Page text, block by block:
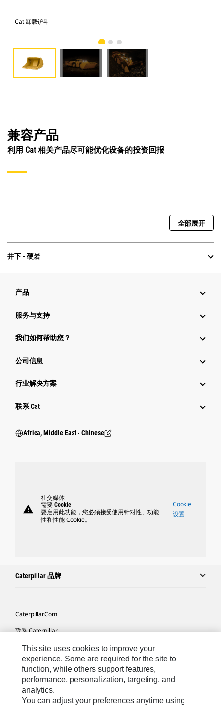
Cat 卸载铲斗
兼容产品
利用 Cat 相关产品尽可能优化设备的投资回报
全部展开
井下 - 硬岩
产品
服务与支持
我们如何帮助您？
公司信息
行业解决方案
行业
联系 Cat
Africa, Middle East ‧ Chinese
warning
社交媒体
需要 Cookie
要启用此功能，您必须接受使用针对性、功能
性和性能 Cookie。
Cookie
设置
Caterpillar 品牌
Caterpillar.com
联系 Caterpillar
我的营销首选项
站点地图
Cookie Settings
法律
This site uses cookies to improve your
experience. Some are required for the site to
function, while others support features,
performance, personalization, targeting, and
analytics.
You can adjust your preferences anytime using